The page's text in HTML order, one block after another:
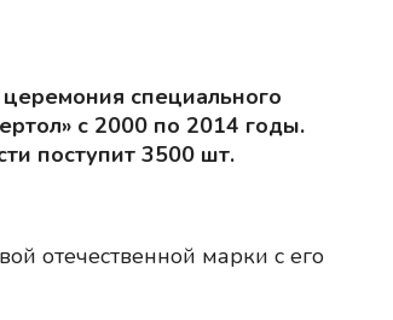
специального
с 2000 по 2014 годы.
поступит 3500 шт.
отечественной марки с его